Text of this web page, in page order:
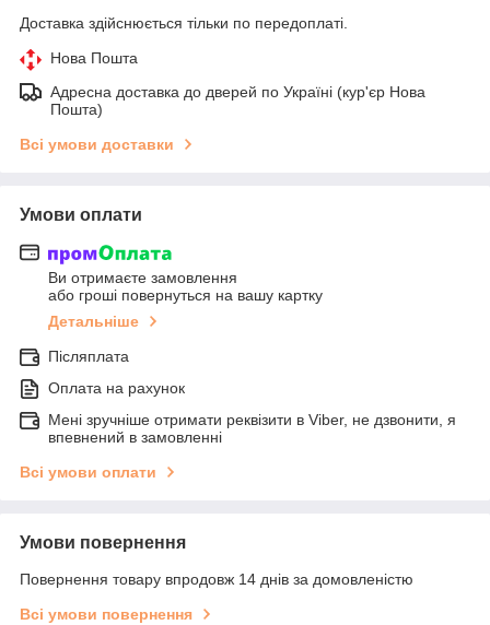
Доставка здійснюється тільки по передоплаті.
Нова Пошта
Адресна доставка до дверей по Україні (кур'єр Нова
Пошта)
Всі умови доставки
Умови оплати
Ви отримаєте замовлення
або гроші повернуться на вашу картку
Детальніше
Післяплата
Оплата на рахунок
Мені зручніше отримати реквізити в Viber, не дзвонити, я
впевнений в замовленні
Всі умови оплати
Умови повернення
Повернення товару впродовж 14 днів за домовленістю
Всі умови повернення